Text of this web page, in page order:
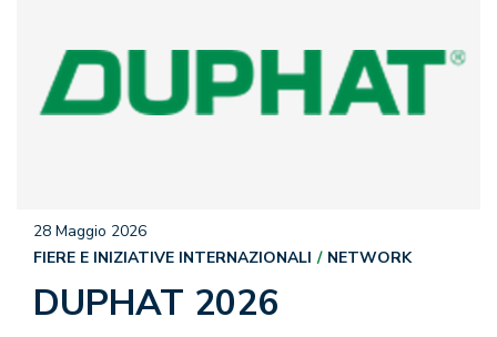
DUPHAT 2026
28 Maggio 2026
FIERE E INIZIATIVE INTERNAZIONALI
NETWORK